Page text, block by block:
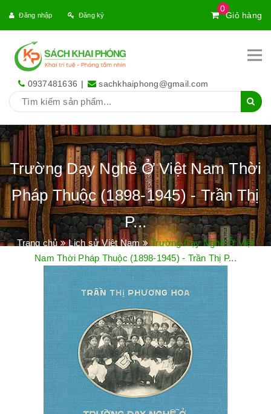
0
Giỏ hàng
Đăng nhập Đăng ký
0937481636 | sachkhaiphong@gmail.com
Trường Dạy Nghề Ở Việt Nam Thời
Pháp Thuộc (1898-1945) - Trần Thị
P...
Trang chủ Lịch sử Việt Nam
Trường Dạy Nghề Ở Việt
Nam Thời Pháp Thuộc (1898-1945) - Trần Thị P...